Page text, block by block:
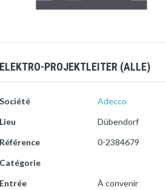
ELEKTRO-PROJEKTLEITER (ALLE)
Société
Adecco
Lieu
Dübendorf
Référence
0-2384679
Catégorie
Entrée
À convenir